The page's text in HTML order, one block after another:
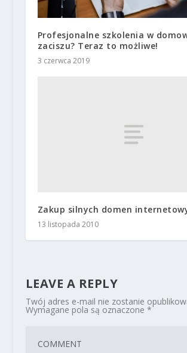
Profesjonalne szkolenia w
zaciszu? Teraz to możliwe!
3 czerwca 2019
Zakup silnych domen
13 listopada 2010
LEAVE A REPLY
Twój adres e-mail nie zostanie
Wymagane pola są oznaczone *